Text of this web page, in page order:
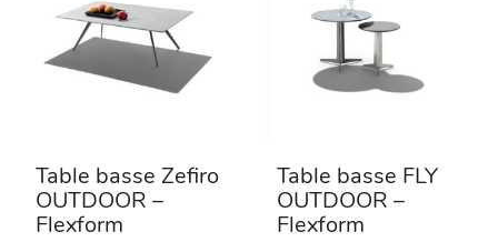
Table basse Zefiro
OUTDOOR –
Flexform
Table basse FLY
OUTDOOR –
Flexform